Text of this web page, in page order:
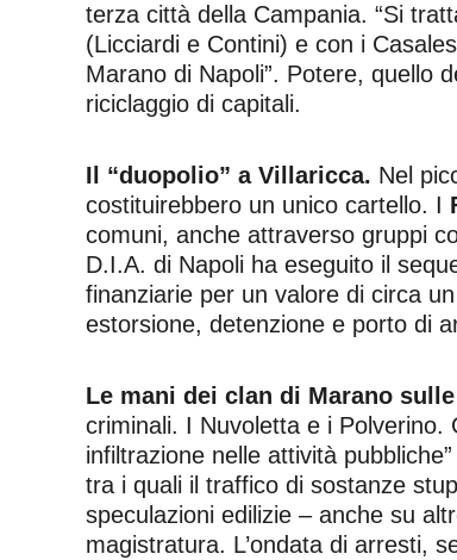
terza città della Campania. “Si
(Licciardi e Contini) e con i
Marano di Napoli”. Potere, quello
riciclaggio di capitali.
Il “duopolio” a Villaricca. Nel
costituirebbero un unico cartello. I
comuni, anche attraverso gruppi
D.I.A. di Napoli ha eseguito il
finanziarie per un valore di circa
estorsione, detenzione e porto di
Le mani dei clan di Marano
criminali. I Nuvoletta e i Polverino.
infiltrazione nelle attività
tra i quali il traffico di sostanze
speculazioni edilizie – anche su
magistratura. L’ondata di arresti,